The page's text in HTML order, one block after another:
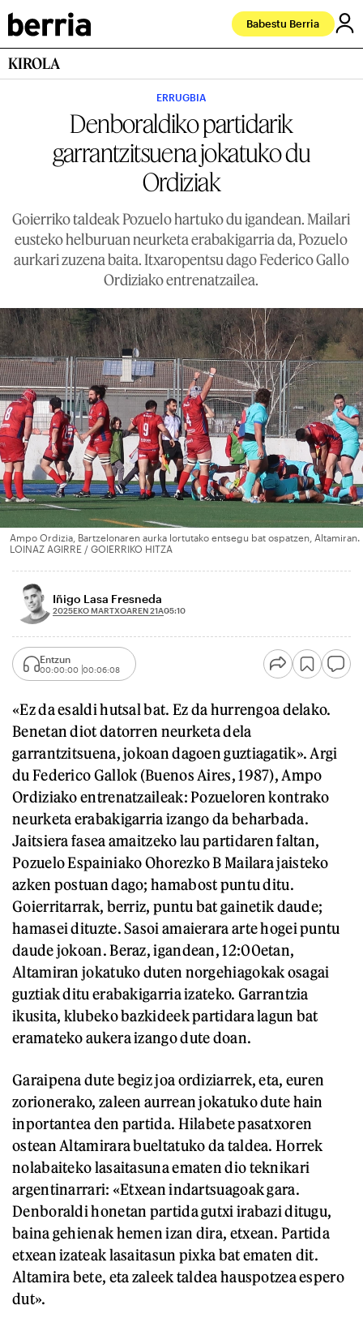
Babestu Berria
KIROLA
ERRUGBIA
Denboraldiko partidarik
garrantzitsuena jokatuko du
Ordiziak
Goierriko taldeak Pozuelo hartuko du igandean. Mailari
eusteko helburuan neurketa erabakigarria da, Pozuelo
aurkari zuzena baita. Itxaropentsu dago Federico Gallo
Ordiziako entrenatzailea.
Ampo Ordizia, Bartzelonaren aurka lortutako entsegu bat ospatzen, Altamiran.
LOINAZ AGIRRE / GOIERRIKO HITZA
Iñigo Lasa Fresneda
2025EKO MARTXOAREN 21A05:10
Entzun
00:00:00 00:06:08
«Ez da esaldi hutsal bat. Ez da hurrengoa delako.
Benetan diot datorren neurketa dela
garrantzitsuena, jokoan dagoen guztiagatik». Argi
du Federico Gallok (Buenos Aires, 1987), Ampo
Ordiziako entrenatzaileak: Pozueloren kontrako
neurketa erabakigarria izango da beharbada.
Jaitsiera fasea amaitzeko lau partidaren faltan,
Pozuelo Espainiako Ohorezko B Mailara jaisteko
azken postuan dago; hamabost puntu ditu.
Goierritarrak, berriz, puntu bat gainetik daude;
hamasei dituzte. Sasoi amaierara arte hogei puntu
daude jokoan. Beraz, igandean, 12:00etan,
Altamiran jokatuko duten norgehiagokak osagai
guztiak ditu erabakigarria izateko. Garrantzia
ikusita, klubeko bazkideek partidara lagun bat
eramateko aukera izango dute doan.
Garaipena dute begiz joa ordiziarrek, eta, euren
zorionerako, zaleen aurrean jokatuko dute hain
inportantea den partida. Hilabete pasatxoren
ostean Altamirara bueltatuko da taldea. Horrek
nolabaiteko lasaitasuna ematen dio teknikari
argentinarrari: «Etxean indartsuagoak gara.
Denboraldi honetan partida gutxi irabazi ditugu,
baina gehienak hemen izan dira, etxean. Partida
etxean izateak lasaitasun pixka bat ematen dit.
Altamira bete, eta zaleek taldea hauspotzea espero
dut».